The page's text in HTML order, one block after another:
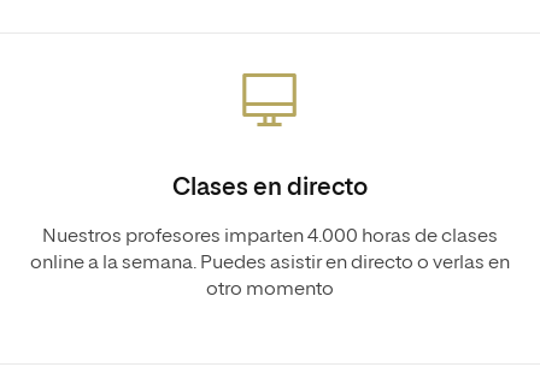
Clases en directo
Nuestros profesores imparten 4.000 horas de clases
online a la semana. Puedes asistir en directo o verlas en
otro momento